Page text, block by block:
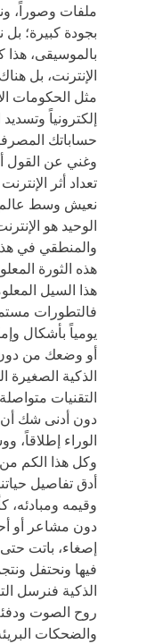
ملفات وصوراً،
بجودة كبيرة؛
بالموسيقى، هذا
الإنترنت، بل
مثل الحكومات
إلكترونياً وتسديد
حساباتك
وغني عن القول
تعداد أثر الإنترنت
نعيش وسط عالم
الوحيد هو
والمنطقي في
هذه الثورة
هذا السيل
فالتطورات
يومياً بأشكال
أو وضعك من
الذكية الصغيرة
التقنيات
دون أدنى شك أن
الوراء إطلاقاً،
وكل هذا الكم
أدق تفاصيل
وقيمه ومبادئه،
دون مشاعر أو
إصغاء، باتت حتى
فيها ونحتفل
الذكية فنرسل
روح الصوت
والضحكات